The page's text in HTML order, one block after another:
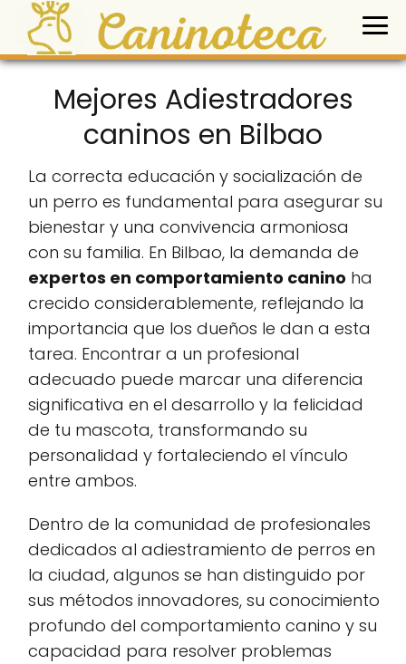
Mejores Adiestradores
caninos en Bilbao
La correcta educación y socialización de
un perro es fundamental para asegurar su
bienestar y una convivencia armoniosa
con su familia. En Bilbao, la demanda de
expertos en comportamiento canino ha
crecido considerablemente, reflejando la
importancia que los dueños le dan a esta
tarea. Encontrar a un profesional
adecuado puede marcar una diferencia
significativa en el desarrollo y la felicidad
de tu mascota, transformando su
personalidad y fortaleciendo el vínculo
entre ambos.
Dentro de la comunidad de profesionales
dedicados al adiestramiento de perros en
la ciudad, algunos se han distinguido por
sus métodos innovadores, su conocimiento
profundo del comportamiento canino y su
capacidad para resolver problemas